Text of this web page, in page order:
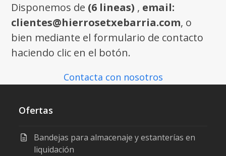
Disponemos de (6 lineas) , email:
clientes@hierrosetxebarria.com, o
bien mediante el formulario de contacto
haciendo clic en el botón.
Contacta con nosotros
Ofertas
Bandejas para almacenaje y estanterías en
liquidación